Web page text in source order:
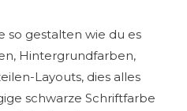
so gestalten wie du es
Hintergrundfarben,
Layouts, dies alles
schwarze Schriftfarbe